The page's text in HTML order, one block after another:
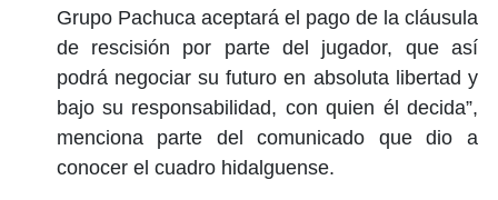
Grupo Pachuca aceptará el pago de la cláusula
de rescisión por parte del jugador, que así
podrá negociar su futuro en absoluta libertad y
bajo su responsabilidad, con quien él decida”,
menciona parte del comunicado que dio a
conocer el cuadro hidalguense.